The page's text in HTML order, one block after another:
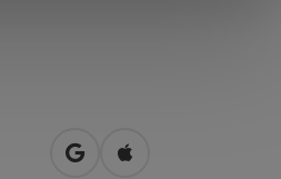
open in Google Maps
Open in Apple
menu